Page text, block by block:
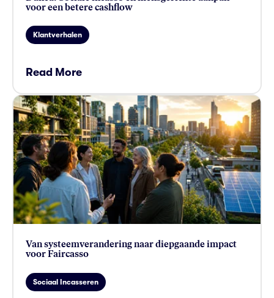
voor een betere cashflow
Klantverhalen
Read More
Van systeemverandering naar diepgaande impact
voor Faircasso
Sociaal Incasseren
card link